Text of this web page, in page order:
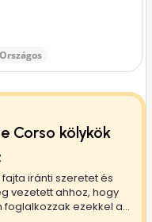
Országos
Corso kölykök
iránti szeretet és
vezetett ahhoz, hogy
ezekkel a...